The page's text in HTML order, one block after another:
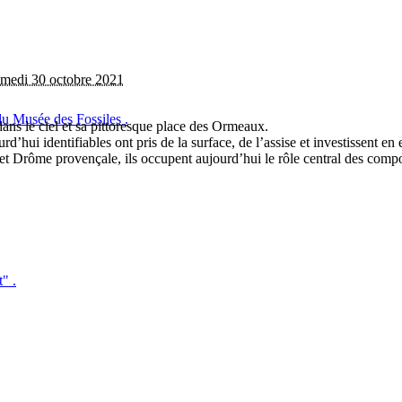
Musée des Fossiles .
.
30 octobre 2021
le ciel et sa pittoresque place des Ormeaux.
identifiables ont pris de la surface, de l’assise et investissent
provençale, ils occupent aujourd’hui le rôle central des